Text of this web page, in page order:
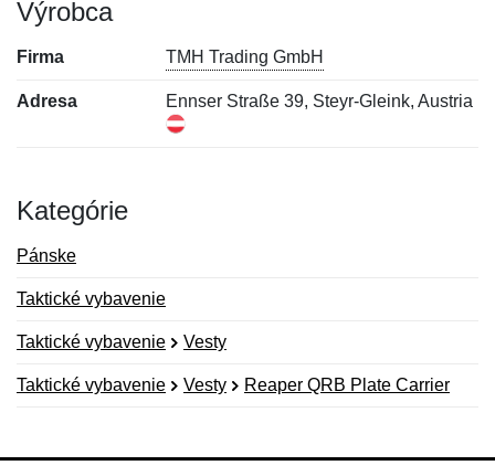
Výrobca
Firma TMH Trading GmbH
Adresa Ennser Straße 39, Steyr-Gleink, Austria
Kategórie
Pánske
Taktické vybavenie
Taktické vybavenie Vesty
Taktické vybavenie Vesty Reaper QRB Plate Carrier